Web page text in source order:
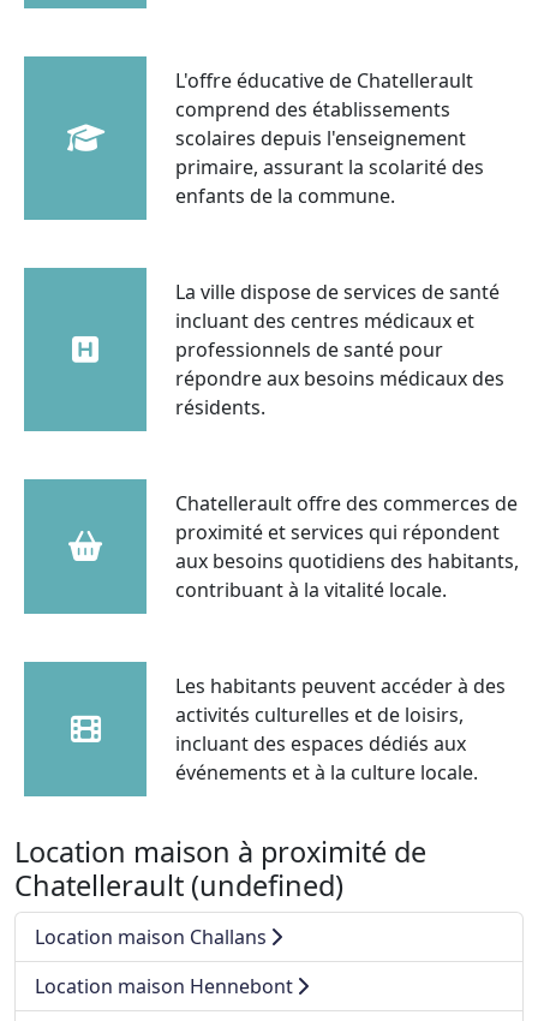
L'offre éducative de Chatellerault
comprend des établissements
scolaires depuis l'enseignement
primaire, assurant la scolarité des
enfants de la commune.
La ville dispose de services de santé
incluant des centres médicaux et
professionnels de santé pour
répondre aux besoins médicaux des
résidents.
Chatellerault offre des commerces de
proximité et services qui répondent
aux besoins quotidiens des habitants,
contribuant à la vitalité locale.
Les habitants peuvent accéder à des
activités culturelles et de loisirs,
incluant des espaces dédiés aux
événements et à la culture locale.
Location maison à proximité de
Chatellerault (undefined)
Location maison Challans
Location maison Hennebont